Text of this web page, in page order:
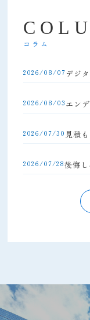
C O L U
コラム
2026/08/07
2026/08/03
2026/07/30
2026/07/28